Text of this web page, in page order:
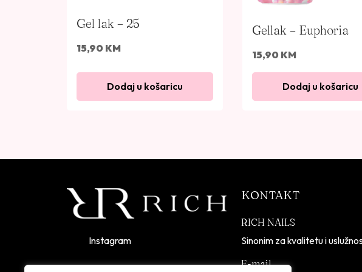
Gel lak – 25
15,90 KM
Dodaj u košaricu
Gellak – Euphoria
15,90 KM
Dodaj u košaricu
Instagram
KONTAKT
RICH NAILS
Sinonim za kvalitetu i
E-mail